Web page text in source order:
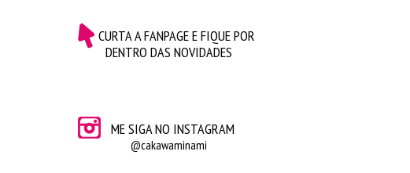
CURTA A FANPAGE E FIQUE POR
DENTRO DAS NOVIDADES
ME SIGA NO INSTAGRAM
@cakawaminami